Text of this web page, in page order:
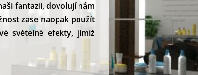
fantazii, dovolují nám
zase naopak použít
světelné efekty, jimiž